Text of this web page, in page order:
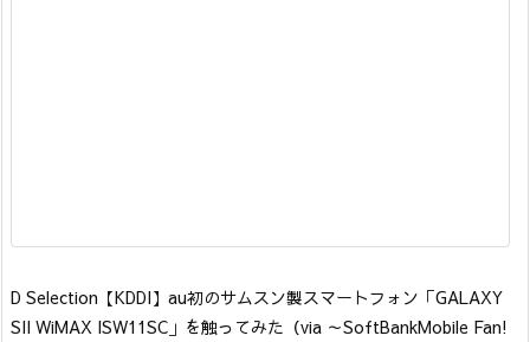
D Selection 【KDDI】au初のサムスン製スマートフォン「GALAXY
SII WiMAX ISW11SC」を触ってみた （via ～SoftBankMobile Fan!